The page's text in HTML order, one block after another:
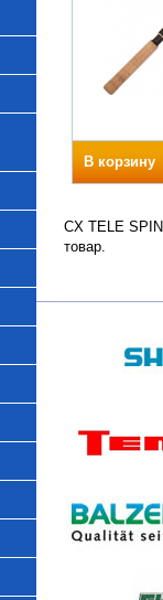
В корзину
CX TELE
товар.